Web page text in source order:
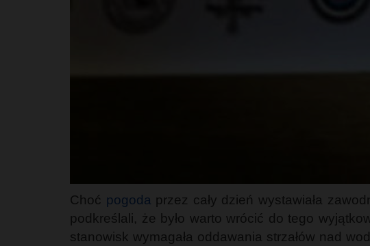
Choć pogoda przez cały dzień wystawiała
podkreślali, że było warto wrócić do tego
stanowisk wymagała oddawania strzałów nad